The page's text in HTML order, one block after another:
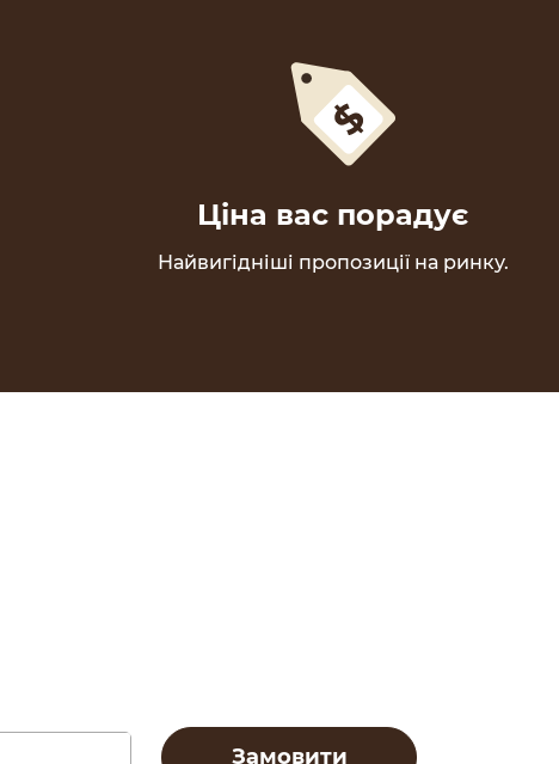
Ціна вас порадує
Найвигідніші пропозиції на ринку.
Замовити